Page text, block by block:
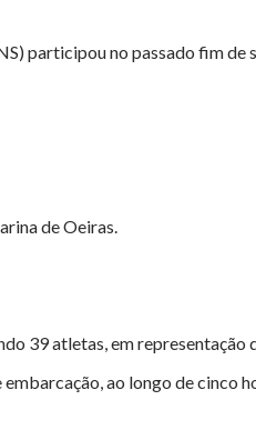
participou no passado fim
de Oeiras.
39 atletas, em representação
ao longo de cinco